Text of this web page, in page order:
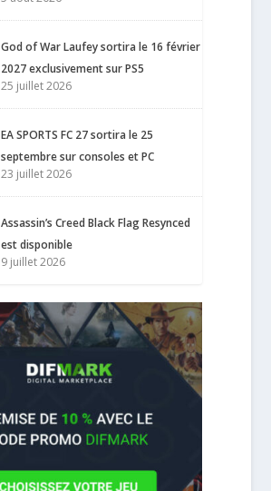
God of War Laufey sortira le 16 février
2027 exclusivement sur PS5
25 juillet 2026
EA SPORTS FC 27 sortira le 25
septembre sur consoles et PC
23 juillet 2026
Assassin’s Creed Black Flag Resynced
est disponible
9 juillet 2026